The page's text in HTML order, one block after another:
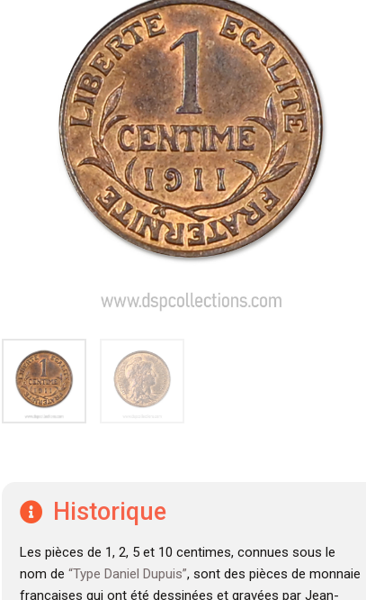
Historique
Les pièces de 1, 2, 5 et 10 centimes, connues sous le
nom de “Type Daniel Dupuis”, sont des pièces de monnaie
françaises qui ont été dessinées et gravées par Jean-